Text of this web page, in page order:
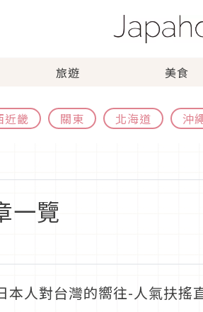
旅遊 美食
近畿 關東 北海道 沖
一覽
本人對台灣的嚮往-人氣扶搖